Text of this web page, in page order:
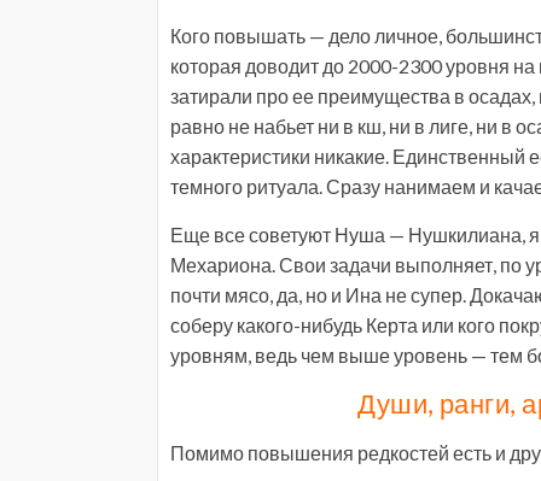
Кого повышать — дело личное,
которая доводит до 2000-2300 уровня
затирали про ее преимущества в осадах,
равно не набьет ни в кш, ни в лиге, ни в
характеристики никакие.
темного ритуала. Сразу нанимаем и
Еще все советуют Нуша — Нушкилиана, я
Мехариона. Свои задачи выполняет, по
почти мясо, да, но и Ина не супер.
соберу какого-нибудь Керта или кого
уровням, ведь чем выше уровень — тем
Души, ранги,
Помимо повышения редкостей есть и